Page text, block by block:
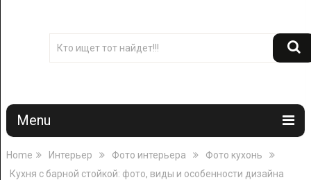
Menu
Home Интерьер Фото интерьера
Фото кухонь
Кухня с барной стойкой: фото, виды и особенности дизайна